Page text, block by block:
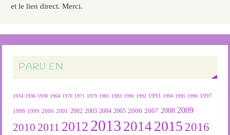
et le lien direct. Merci.
PARU EN
1934 1936 1938 1964 1970 1971 1979 1981 1983 1990 1992 1993 1994 1995 1996 1997
1998 1999 2000 2001 2002 2003 2004 2005 2006 2007 2008 2009
2010 2011 2012 2013 2014 2015 2016